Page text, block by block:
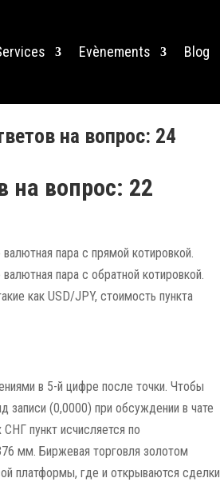
Evènements Blog
на вопрос: 24
на вопрос: 22
пара с прямой котировкой.
пара с обратной котировкой.
как USD/JPY, стоимость пункта
в 5-й цифре после точки. Чтобы
записи (0,0000) при обсуждении в чате
пункт исчисляется по
мм. Биржевая торговля золотом
платформы, где и открываются сделки